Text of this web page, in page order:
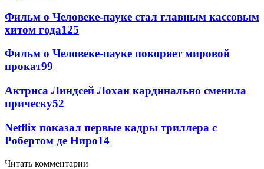
Фильм о Человеке-пауке стал главным кассовым
хитом года125
Фильм о Человеке-пауке покоряет мировой
прокат99
Актриса Линдсей Лохан кардинально сменила
прическу52
Netflix показал первые кадры триллера с
Робертом де Ниро14
Читать комментарии